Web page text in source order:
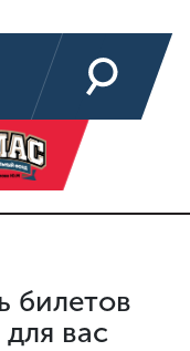
билетов
вас